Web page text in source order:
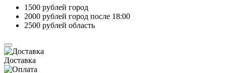
1500 рублей город
2000 рублей город после 18:00
2500 рублей область
Доставка